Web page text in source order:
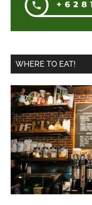
WHERE TO EAT!